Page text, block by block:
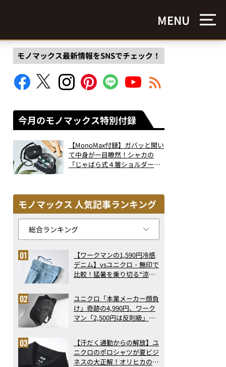
MENU
モノマックス最新情報をSNSでチェック！
今月のモノマックス特別付録
【MonoMax付録】ガバッと開い
て中身が一目瞭然！シャカの
「じゃばら式４層ショルダーバ
モノマックス 人気記事ランキング
【ワークマンの1,590円冷感
デニム】vsユニクロ・無印で
比較！猛暑を乗り切る“涼感
で決定版
ユニクロ「本業メーカー顔負
け」奇跡の4,990円、ワーク
マン「2,500円は反則級」凄
ト3】（2026年6月版）
【汗だく通勤からの解放】ユ
ニクロのポロシャツが夏ビジ
ネスの大正解！オリヒカの透